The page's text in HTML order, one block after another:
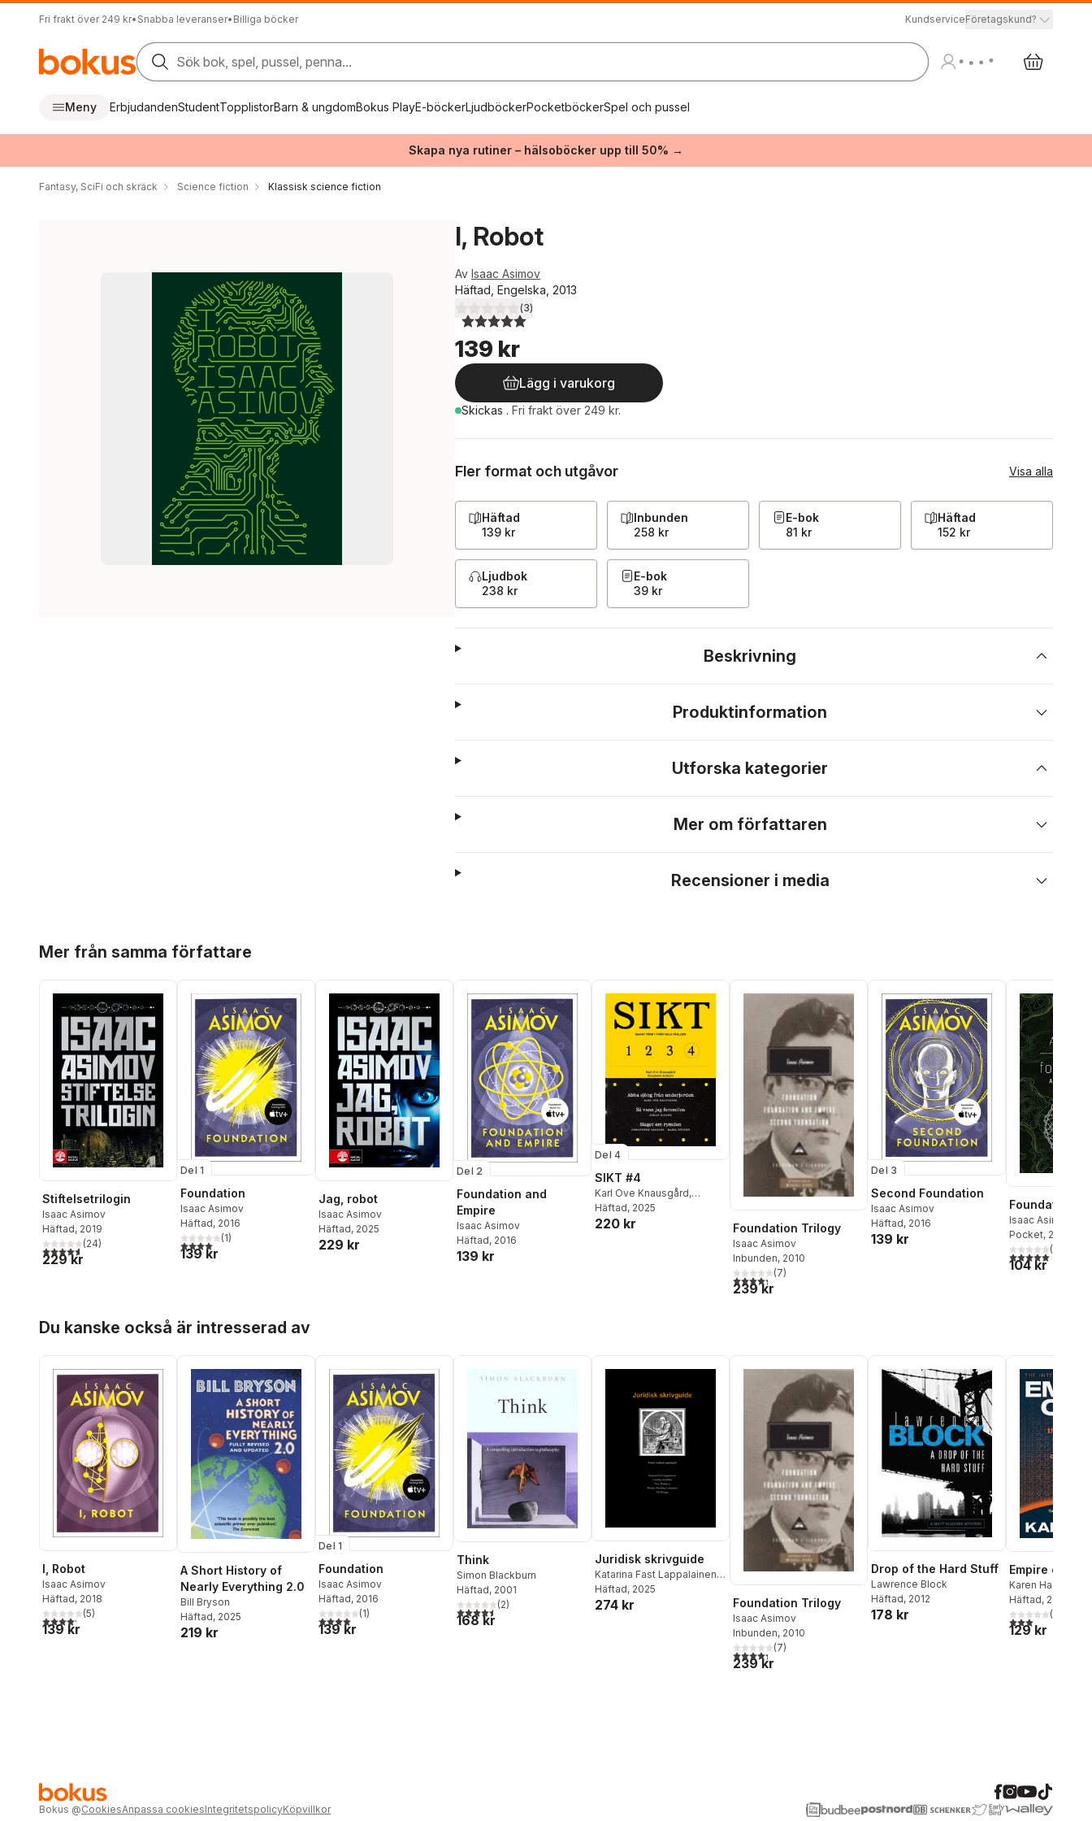
Fri frakt över 249 kr• Snabba leveranser• Billiga böcker KundserviceFöretagskund?
Sök bok, spel, pussel, penna...
Meny ErbjudandenStudentTopplistorBarn & ungdomBokus PlayE-böckerLjudböckerPocketböckerSpel och pussel
Skapa nya rutiner – hälsoböcker upp till 50% →
Fantasy, SciFi och skräck Science fiction Klassisk science fiction
I, Robot
Av Isaac Asimov
Häftad, Engelska, 2013
5,0utav 5 stjärnor. Totalt antal röster:
(3)
139 kr
Lägg i varukorg
Skickas . Fri frakt över 249 kr.
Fler format och utgåvor Visa alla
Häftad
139 kr
Inbunden
258 kr
E-bok
81 kr
Häftad
152 kr
Ljudbok
238 kr
E-bok
39 kr
Beskrivning
Produktinformation
Utforska kategorier
Mer om författaren
Recensioner i media
Mer från samma författare
Stiftelsetrilogin
Isaac Asimov
Häftad, 2019
4,6utav 5 stjärnor. Totalt antal röster:
(24)
229 kr
Del 1
Foundation
Isaac Asimov
Häftad, 2016
4,0utav 5 stjärnor. Totalt antal röster:
(1)
139 kr
Jag, robot
Isaac Asimov
Häftad, 2025
229 kr
Del 2
Foundation and
Empire
Isaac Asimov
Häftad, 2016
139 kr
Del 4
SIKT #4
Karl Ove Knausgård,
Elizabeth Kolbert
Olsson,Ezra Klein
Häftad, 2025
220 kr Foundation Trilogy
Isaac Asimov
Inbunden, 2010
4,3utav 5 stjärnor. Totalt antal röster:
(7)
239 kr
Del 3
Second Foundation
Isaac Asimov
Häftad, 2016
139 kr
Foundation
Isaac Asimov
Pocket, 2004
5,0utav 5(
104 kr
Du kanske också är intresserad av
I, Robot
Isaac Asimov
Häftad, 2018
4,2utav 5 stjärnor. Totalt antal röster:
(5)
139 kr
A Short History of
Nearly Everything 2.0
Bill Bryson
Häftad, 2025
219 kr
Del 1
Foundation
Isaac Asimov
Häftad, 2016
4,0utav 5 stjärnor. Totalt antal röster:
(1)
139 kr
Think
Simon Blackburn
Häftad, 2001
4,5utav 5 stjärnor. Totalt antal röster:
(2)
168 kr
Juridisk skrivguide
Katarina Fast Lappalainen,
Caroline Nordklint
Wahlgren
Häftad, 2025
274 kr Foundation Trilogy
Isaac Asimov
Inbunden, 2010
4,3utav 5 stjärnor. Totalt antal röster:
(7)
239 kr
Drop of the Hard Stuff
Lawrence Block
Häftad, 2012
178 kr
Empire of AI
Karen Hao
Häftad, 2026
3,0utav 5(
129 kr
Bokus @CookiesAnpassa cookiesIntegritetspolicyKöpvillkor